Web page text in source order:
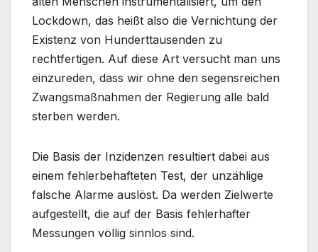
Lockdown, das heißt also die Vernichtung der
Existenz von Hunderttausenden zu
rechtfertigen. Auf diese Art versucht man uns
einzureden, dass wir ohne den segensreichen
Zwangsmaßnahmen der Regierung alle bald
sterben werden.
Die Basis der Inzidenzen resultiert dabei aus
einem fehlerbehafteten Test, der unzählige
falsche Alarme auslöst. Da werden Zielwerte
aufgestellt, die auf der Basis fehlerhafter
Messungen völlig sinnlos sind.